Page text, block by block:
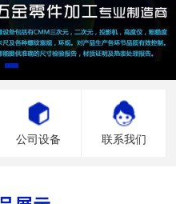
公司设备 联系我们